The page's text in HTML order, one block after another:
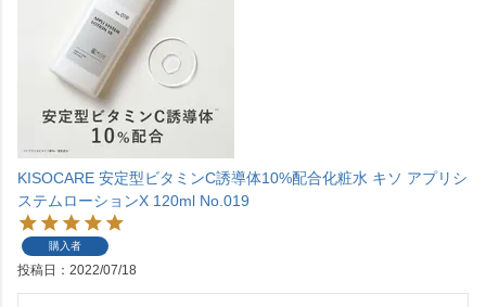
KISOCARE 安定型ビタミンC誘導体10%配合化粧水 キソ アプリシ
ステムローションX 120ml No.019
購入者
投稿日 2022/07/18